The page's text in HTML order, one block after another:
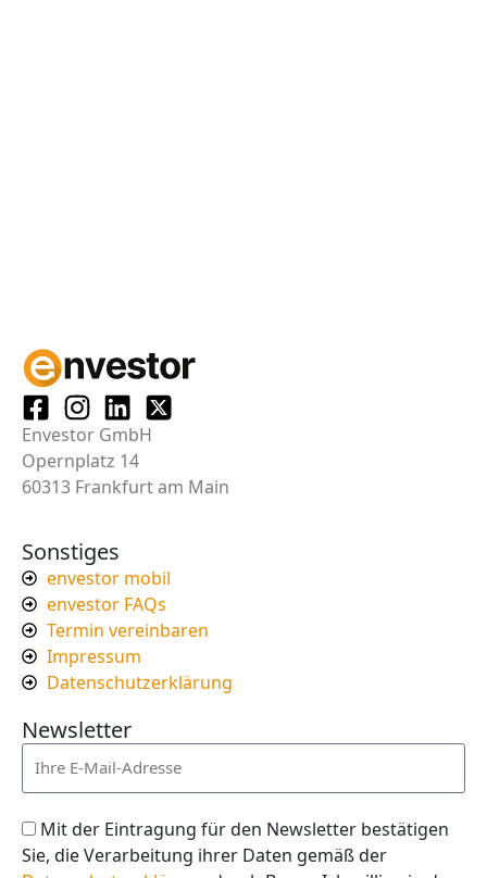
Envestor GmbH
Opernplatz 14
60313 Frankfurt am Main
Sonstiges
envestor mobil
envestor FAQs
Termin vereinbaren
Impressum
Datenschutzerklärung
Newsletter
Mit der Eintragung für den Newsletter bestätigen
Sie, die Verarbeitung ihrer Daten gemäß der